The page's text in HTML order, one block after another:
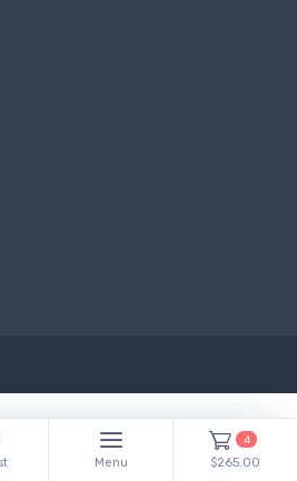
Menu
4
$265.00